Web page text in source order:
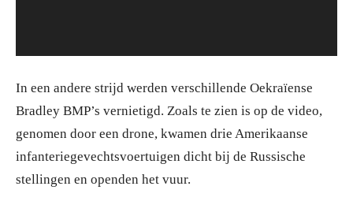
In een andere strijd werden verschillende Oekraïense
Bradley BMP’s vernietigd. Zoals te zien is op de video,
genomen door een drone, kwamen drie Amerikaanse
infanteriegevechtsvoertuigen dicht bij de Russische
stellingen en openden het vuur.